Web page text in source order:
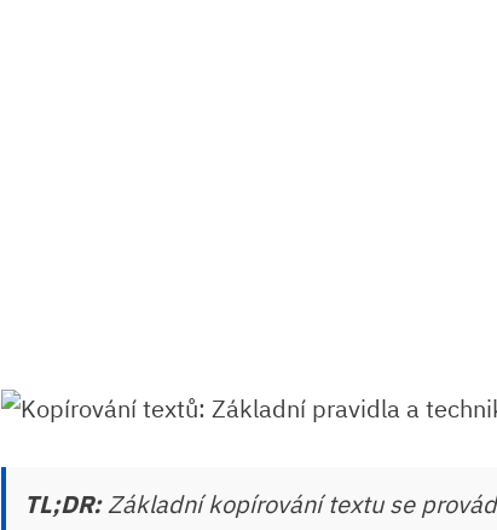
TL;DR:Základní kopírování textu se